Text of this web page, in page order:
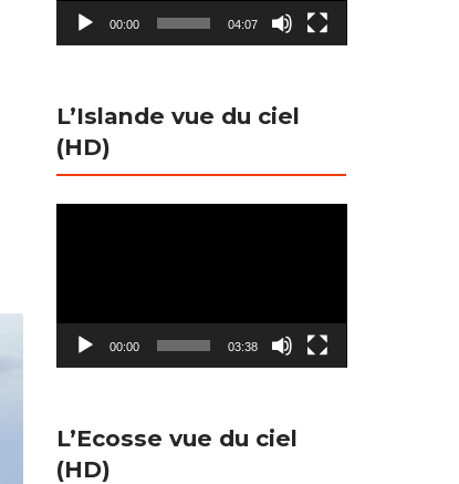
00:00 04:07
L’Islande vue du ciel
(HD)
00:00 03:38
L’Ecosse vue du ciel
(HD)